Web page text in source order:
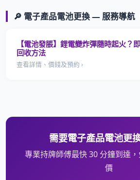
🔎 電子產品電池更換 — 服務導航
【電池發脹】鋰電變炸彈隨時起火？
回收方法
查看詳情、價錢及預約 ›
需要電子產品電池更
專業持牌師傅最快 30 分鐘到達
價